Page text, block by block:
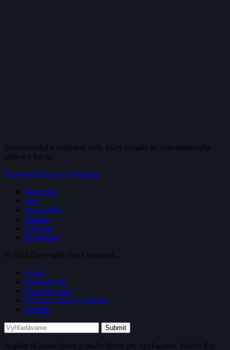
Spravodajský a mediálny web, ktorý prináša tie najpodstatnejšie
správy v kocke.
FacebookYouTube Telegram
Slovensko
Svet
Ekonomika
Zdravie
Lifestyle
Rozhovory
© 2026 Copyright | No Comment...
O nás
Podporte nás
Inzerujte u nás
Ochrana osobných údajov
Kontakt
Submit
Napíšte hľadané slovo a stlačte Enter pre vyhľadanie. Stlačte Esc